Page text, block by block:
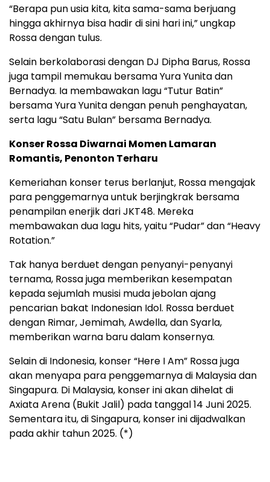
“Berapa pun usia kita, kita sama-sama berjuang
hingga akhirnya bisa hadir di sini hari ini,” ungkap
Rossa dengan tulus.
Selain berkolaborasi dengan DJ Dipha Barus, Rossa
juga tampil memukau bersama Yura Yunita dan
Bernadya. Ia membawakan lagu “Tutur Batin”
bersama Yura Yunita dengan penuh penghayatan,
serta lagu “Satu Bulan” bersama Bernadya.
Konser Rossa Diwarnai Momen Lamaran
Romantis, Penonton Terharu
Kemeriahan konser terus berlanjut, Rossa mengajak
para penggemarnya untuk berjingkrak bersama
penampilan enerjik dari JKT48. Mereka
membawakan dua lagu hits, yaitu “Pudar” dan “Heavy
Rotation.”
Tak hanya berduet dengan penyanyi-penyanyi
ternama, Rossa juga memberikan kesempatan
kepada sejumlah musisi muda jebolan ajang
pencarian bakat Indonesian Idol. Rossa berduet
dengan Rimar, Jemimah, Awdella, dan Syarla,
memberikan warna baru dalam konsernya.
Selain di Indonesia, konser “Here I Am” Rossa juga
akan menyapa para penggemarnya di Malaysia dan
Singapura. Di Malaysia, konser ini akan dihelat di
Axiata Arena (Bukit Jalil) pada tanggal 14 Juni 2025.
Sementara itu, di Singapura, konser ini dijadwalkan
pada akhir tahun 2025. (*)